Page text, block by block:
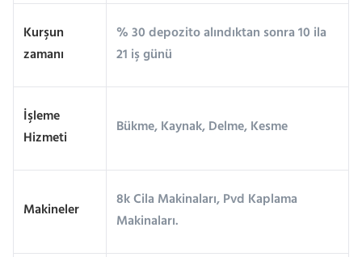
Kurşun
zamanı
% 30 depozito alındıktan sonra 10 ila
21 iş günü
İşleme
Hizmeti
Bükme, Kaynak, Delme, Kesme
Makineler
8k Cila Makinaları, Pvd Kaplama
Makinaları.